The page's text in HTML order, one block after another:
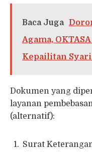
Baca Juga
Agama,
Kepailitan
Dokumen yang
layanan
(alternatif):
Surat